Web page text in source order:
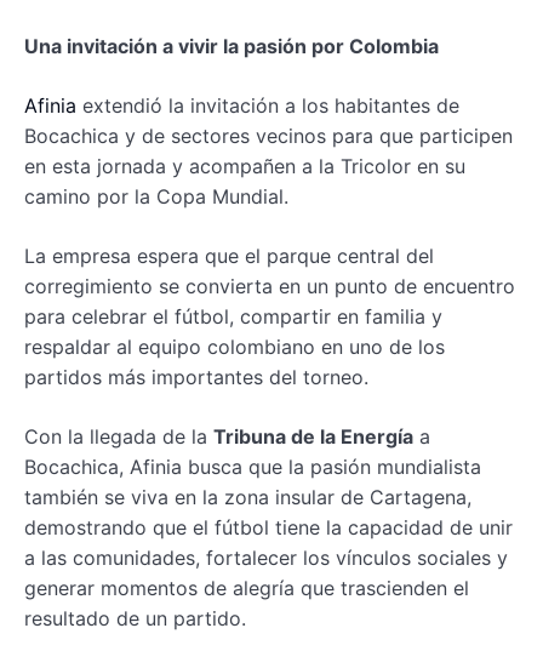
Una invitación a vivir la pasión por Colombia
Afinia extendió la invitación a los habitantes de
Bocachica y de sectores vecinos para que participen
en esta jornada y acompañen a la Tricolor en su
camino por la Copa Mundial.
La empresa espera que el parque central del
corregimiento se convierta en un punto de encuentro
para celebrar el fútbol, compartir en familia y
respaldar al equipo colombiano en uno de los
partidos más importantes del torneo.
Con la llegada de la Tribuna de la Energía a
Bocachica, Afinia busca que la pasión mundialista
también se viva en la zona insular de Cartagena,
demostrando que el fútbol tiene la capacidad de unir
a las comunidades, fortalecer los vínculos sociales y
generar momentos de alegría que trascienden el
resultado de un partido.